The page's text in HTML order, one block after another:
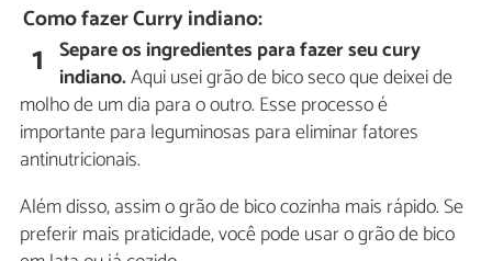
Como fazer Curry indiano:
1 Separe os ingredientes para fazer seu cury
indiano.Aqui usei grão de bico seco que deixei de
molho de um dia para o outro. Esse processo é
importante para leguminosas para eliminar fatores
antinutricionais.
Além disso, assim o grão de bico cozinha mais rápido. Se
preferir mais praticidade, você pode usar o grão de bico